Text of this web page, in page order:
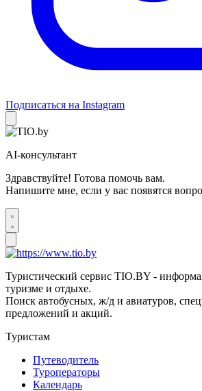
Подписаться на Instagram
AI-консультант
Здравствуйте! Готова помочь вам.
Напишите мне, если у вас появятся
Туристический сервис TIO.BY -
туризме и отдыхе.
Поиск автобусных, ж/д и авиатуров,
предложений и акций.
Туристам
Путеводитель
Туроператоры
Календарь